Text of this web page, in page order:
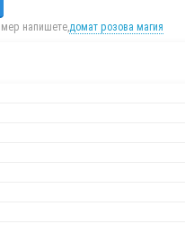
напишете,домат розова магия